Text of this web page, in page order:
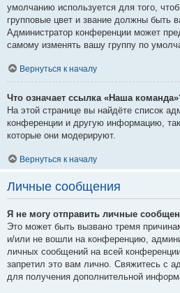
умолчанию используется для того,
групповые цвет и звание должны быть
Администратор конференции может
самому изменять вашу группу по
Вернуться к началу
Что означает ссылка «Наша
На этой странице вы найдёте список
конференции и другую информацию,
которые они модерируют.
Вернуться к началу
Личные сообщения
Я не могу отправить личные
Это может быть вызвано тремя
и/или не вошли на конференцию,
личных сообщений на всей
запретил это вам лично. Свяжитесь с
для получения дополнительной